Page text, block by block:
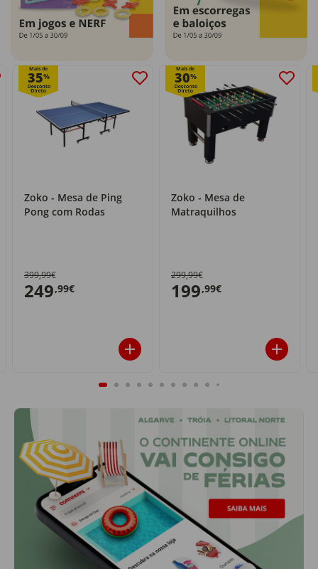
Mais de
35%
Zoko - Mesa de Ping
Pong com Rodas
399,99€
249,99€
Mais de
30%
Zoko - Mesa de
Matraquilhos
299,99€
199,99€